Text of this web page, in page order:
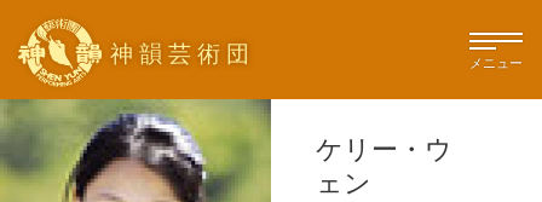
神韻芸術団 メニュー
ケリー・ウ
ェン